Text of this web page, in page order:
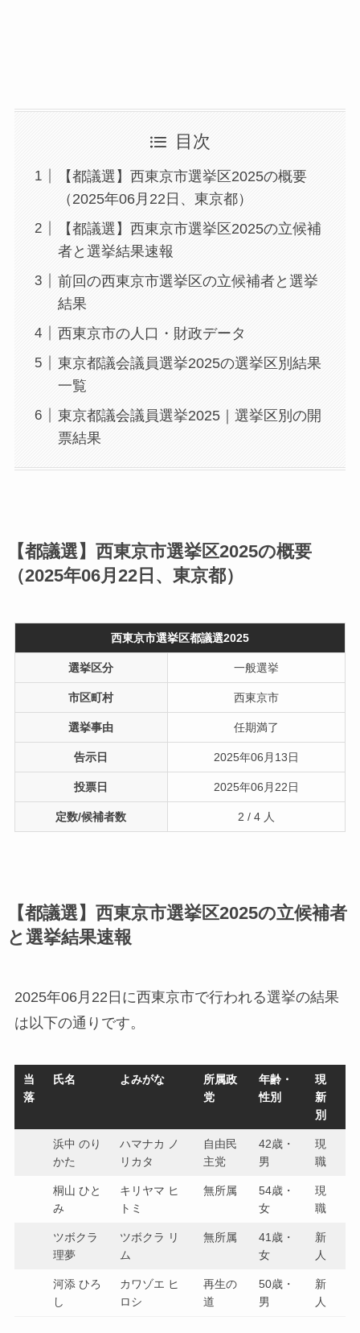
目次
【都議選】西東京市選挙区2025の概要
（2025年06月22日、東京都）
【都議選】西東京市選挙区2025の立候補
者と選挙結果速報
前回の西東京市選挙区の立候補者と選挙
結果
西東京市の人口・財政データ
東京都議会議員選挙2025の選挙区別結果
一覧
東京都議会議員選挙2025｜選挙区別の開
票結果
【都議選】西東京市選挙区2025の概要
（2025年06月22日、東京都）
西東京市選挙区都議選2025
選挙区分 一般選挙
市区町村 西東京市
選挙事由 任期満了
告示日 2025年06月13日
投票日 2025年06月22日
定数/候補者数 2 / 4 人
【都議選】西東京市選挙区2025の立候補者
と選挙結果速報
2025年06月22日に西東京市で行われる選挙の結果
は以下の通りです。
当
落
氏名 よみがな
所属政
党
年齢・
性別
現
新
別
浜中 のり
かた
ハマナカ ノ
リカタ
自由民
主党
42歳・
男
現
職
桐山 ひと
み
キリヤマ ヒ
トミ
無所属
54歳・
女
現
職
ツボクラ
理夢
ツボクラ リ
ム
無所属
41歳・
女
新
人
河添 ひろ
し
カワゾエ ヒ
ロシ
再生の
道
50歳・
男
新
人